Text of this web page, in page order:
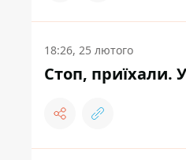
18:26, 25 лютого
Стоп, приїхали.